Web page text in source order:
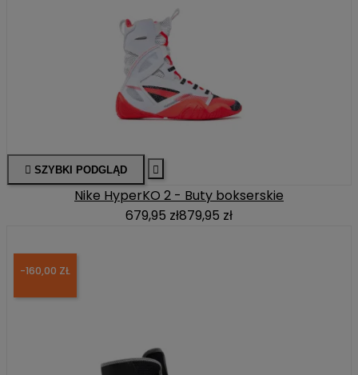
 SZYBKI PODGLĄD 
Nike HyperKO 2 - Buty bokserskie
679,95 zł879,95 zł
-160,00 ZŁ